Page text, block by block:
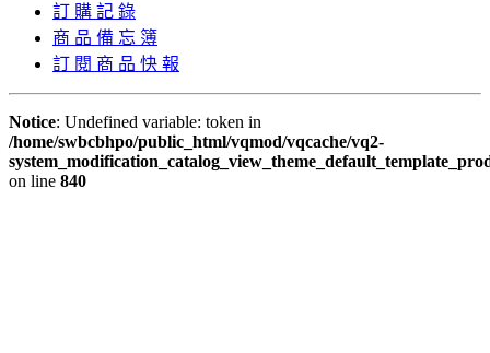
訂 購 記 錄
商 品 備 忘 簿
訂 閱 商 品 快 報
Notice: Undefined variable: token in
/home/swbcbhpo/public_html/vqmod/vqcache/vq2-
on line 840